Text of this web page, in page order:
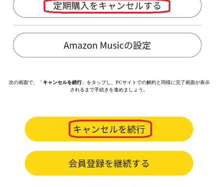
次の画面で、「キャンセルを続行」をタップし、PCサイトでの解約と同様に完了画面が表示
されるまで手続きを進めましょう。